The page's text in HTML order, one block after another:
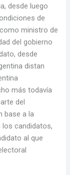
desde luego
de
ministro de
del gobierno
desde
distan
más todavía
del
base a la
los candidatos,
al que